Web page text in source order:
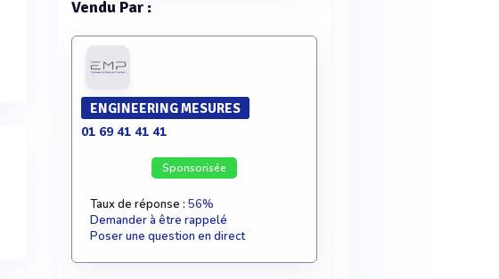
Vendu Par :
ENGINEERING MESURES
01 69 41 41 41
Sponsorisée
Taux de réponse :56%
Demander à être rappelé
Poser une question en direct